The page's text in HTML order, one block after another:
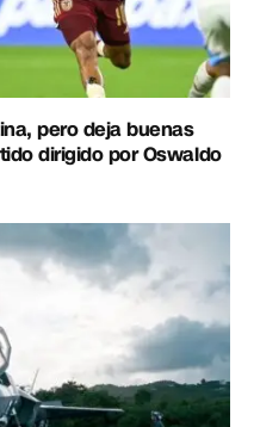
pero deja buenas
dirigido por Oswaldo